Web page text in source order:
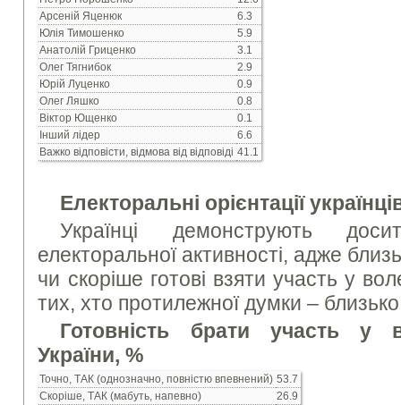
Арсеній Яценюк
6.3
Юлія Тимошенко
5.9
Анатолій Гриценко
3.1
Олег Тягнибок
2.9
Юрій Луценко
0.9
Олег Ляшко
0.8
Віктор Ющенко
0.1
Інший лідер
6.6
Важко відповісти, відмова від відповіді 41.1
Електоральні орієнтації
Українці демонструють
електоральної активності, адже
чи скоріше готові взяти участь у
тих, хто протилежної думки –
Готовність брати участь у
України, %
Точно, ТАК (однозначно, повністю впевнений) 53.7
Скоріше, ТАК (мабуть, напевно)
26.9